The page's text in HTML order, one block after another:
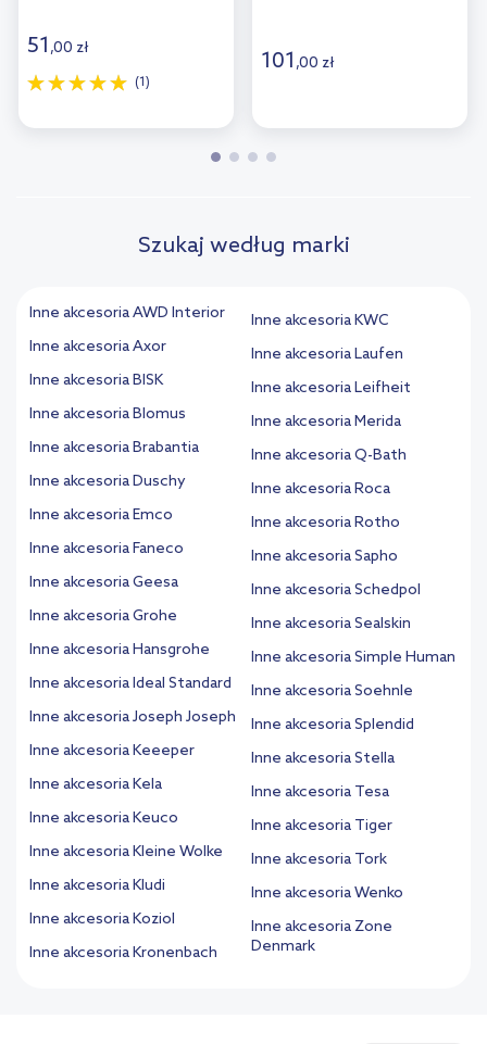
51 ,00 zł
(1)
101 ,00 zł
Szukaj według marki
Inne akcesoria AWD Interior
Inne akcesoria Axor
Inne akcesoria BISK
Inne akcesoria Blomus
Inne akcesoria Brabantia
Inne akcesoria Duschy
Inne akcesoria Emco
Inne akcesoria Faneco
Inne akcesoria Geesa
Inne akcesoria Grohe
Inne akcesoria Hansgrohe
Inne akcesoria Ideal Standard
Inne akcesoria Joseph Joseph
Inne akcesoria Keeeper
Inne akcesoria Kela
Inne akcesoria Keuco
Inne akcesoria Kleine Wolke
Inne akcesoria Kludi
Inne akcesoria Koziol
Inne akcesoria Kronenbach
Inne akcesoria KWC
Inne akcesoria Laufen
Inne akcesoria Leifheit
Inne akcesoria Merida
Inne akcesoria Q-Bath
Inne akcesoria Roca
Inne akcesoria Rotho
Inne akcesoria Sapho
Inne akcesoria Schedpol
Inne akcesoria Sealskin
Inne akcesoria Simple Human
Inne akcesoria Soehnle
Inne akcesoria Splendid
Inne akcesoria Stella
Inne akcesoria Tesa
Inne akcesoria Tiger
Inne akcesoria Tork
Inne akcesoria Wenko
Inne akcesoria Zone
Denmark